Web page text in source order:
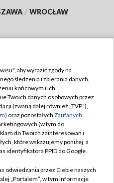
/ WROCŁAW
TVP
zgody
aby wyrazić zgody na
śledzenia i zbierania danych,
końcowym i ich
Twoich danych osobowych przez
(zwaną dalej również „TVP”),
oraz pozostałych Zaufanych
(w tym do
do Twoich zainteresowań i
które wskazujemy poniżej, a
identyfikatora PPID do Google.
odwiedzania przez Ciebie naszych
„Portalem”, w tym informacje